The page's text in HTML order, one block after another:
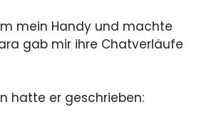
mein Handy und machte
gab mir ihre Chatverläufe
hatte er geschrieben: